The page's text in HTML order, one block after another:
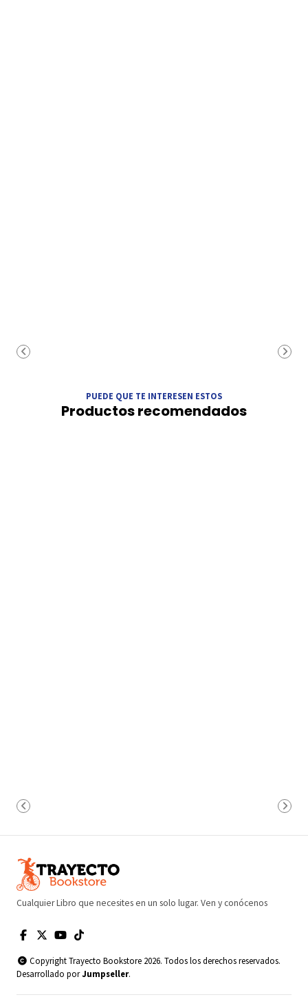
PUEDE QUE TE INTERESEN ESTOS
Productos recomendados
Cualquier Libro que necesites en un solo lugar. Ven y conócenos
Copyright Trayecto Bookstore 2026. Todos los derechos reservados.
Desarrollado porJumpseller.